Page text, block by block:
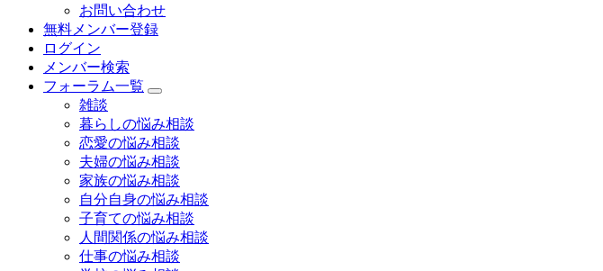
お問い合わせ
無料メンバー登録
ログイン
メンバー検索
フォーラム一覧
雑談
暮らしの悩み相談
恋愛の悩み相談
夫婦の悩み相談
家族の悩み相談
自分自身の悩み相談
子育ての悩み相談
人間関係の悩み相談
仕事の悩み相談